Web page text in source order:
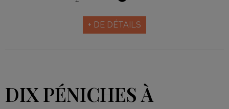
+ DE DÉTAILS
DIX PÉNICHES À